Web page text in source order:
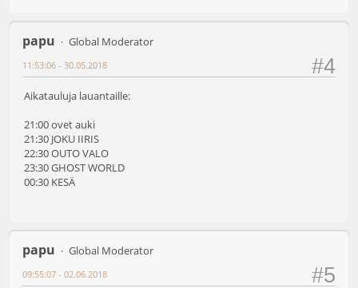
papu Global Moderator
#4
11:53:06 - 30.05.2018
Aikatauluja lauantaille:
21:00 ovet auki
21:30 JOKU IIRIS
22:30 OUTO VALO
23:30 GHOST WORLD
00:30 KESÄ
papu Global Moderator
#5
09:55:07 - 02.06.2018